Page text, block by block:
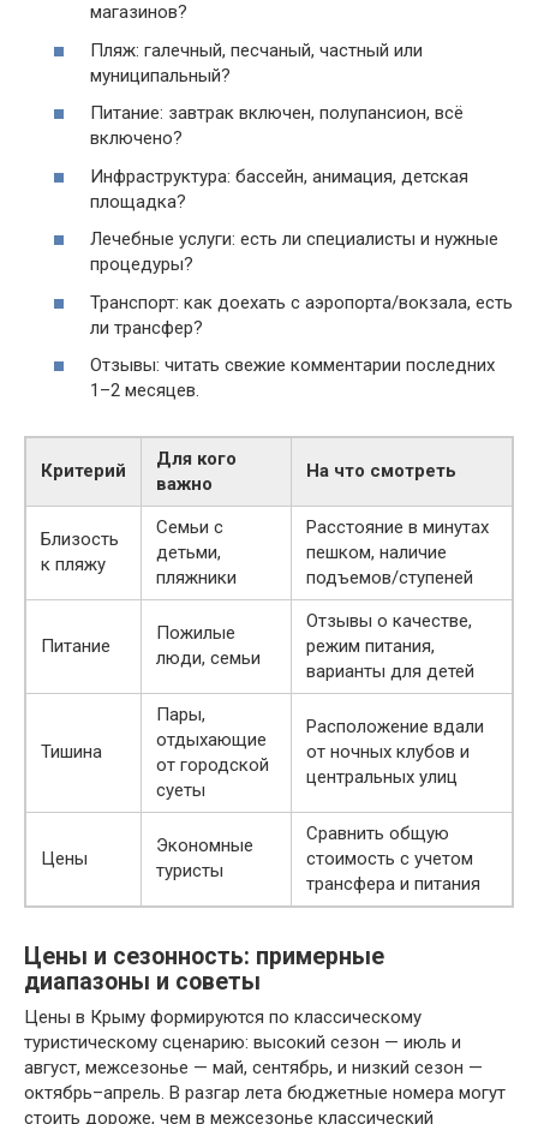
магазинов?
Пляж: галечный, песчаный, частный или
муниципальный?
Питание: завтрак включен, полупансион, всё
включено?
Инфраструктура: бассейн, анимация, детская
площадка?
Лечебные услуги: есть ли специалисты и нужные
процедуры?
Транспорт: как доехать с аэропорта/вокзала, есть
ли трансфер?
Отзывы: читать свежие комментарии последних
1–2 месяцев.
Критерий
Для кого
важно
На что смотреть
Близость
к пляжу
Семьи с
детьми,
пляжники
Расстояние в минутах
пешком, наличие
подъемов/ступеней
Питание
Пожилые
люди, семьи
Отзывы о качестве,
режим питания,
варианты для детей
Тишина
Пары,
отдыхающие
от городской
суеты
Расположение вдали
от ночных клубов и
центральных улиц
Цены
Экономные
туристы
Сравнить общую
стоимость с учетом
трансфера и питания
Цены и сезонность: примерные
диапазоны и советы
Цены в Крыму формируются по классическому
туристическому сценарию: высокий сезон — июль и
август, межсезонье — май, сентябрь, и низкий сезон —
октябрь–апрель. В разгар лета бюджетные номера могут
стоить дороже, чем в межсезонье классический